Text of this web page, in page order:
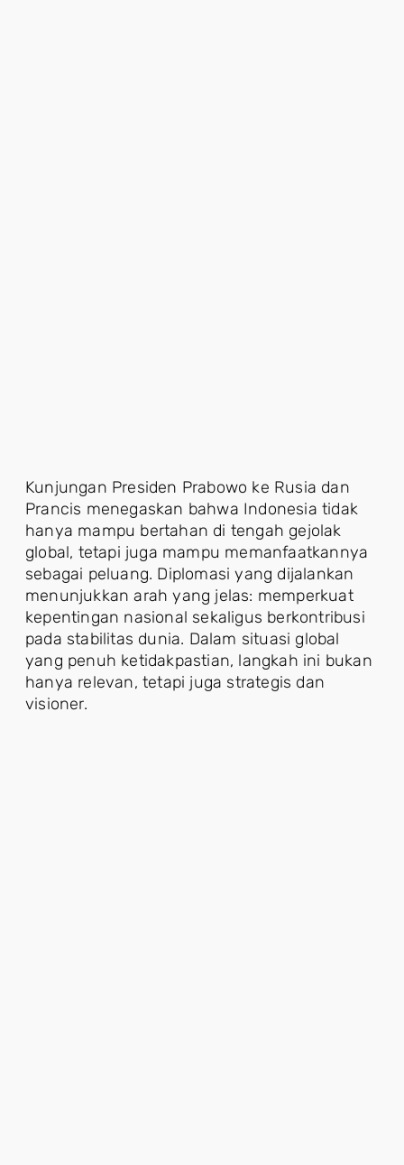
Kunjungan Presiden Prabowo ke Rusia dan
Prancis menegaskan bahwa Indonesia tidak
hanya mampu bertahan di tengah gejolak
global, tetapi juga mampu memanfaatkannya
sebagai peluang. Diplomasi yang dijalankan
menunjukkan arah yang jelas: memperkuat
kepentingan nasional sekaligus berkontribusi
pada stabilitas dunia. Dalam situasi global
yang penuh ketidakpastian, langkah ini bukan
hanya relevan, tetapi juga strategis dan
visioner.